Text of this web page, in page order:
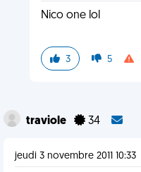
Nico one lol
3 5
traviole 34
jeudi 3 novembre 2011 10:33